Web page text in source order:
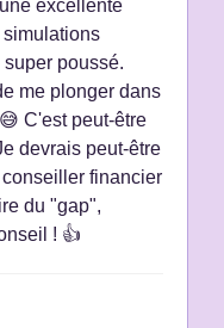
excellente
poussé.
me plonger dans
C'est peut-être
devrais peut-être
financier
du "gap",
! 👍